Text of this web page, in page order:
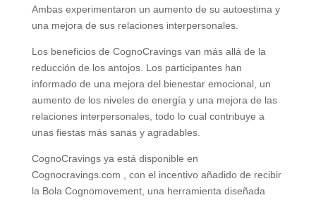
Ambas experimentaron un aumento de su autoestima y
una mejora de sus relaciones interpersonales.
Los beneficios de CognoCravings van más allá de la
reducción de los antojos. Los participantes han
informado de una mejora del bienestar emocional, un
aumento de los niveles de energía y una mejora de las
relaciones interpersonales, todo lo cual contribuye a
unas fiestas más sanas y agradables.
CognoCravings ya está disponible en
Cognocravings.com , con el incentivo añadido de recibir
la Bola Cognomovement, una herramienta diseñada